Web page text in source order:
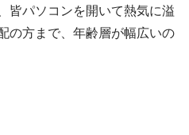
皆パソコンを開いて熱気に溢
の方まで、年齢層が幅広いの